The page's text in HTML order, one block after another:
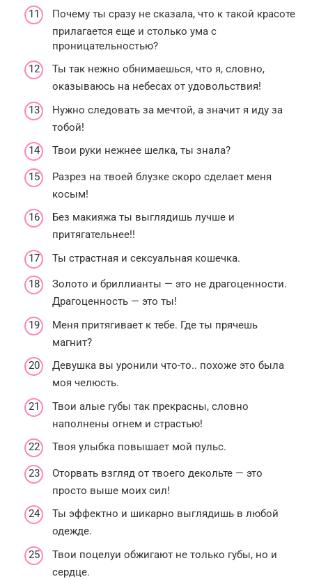
Почему ты сразу не сказала, что к такой красоте
прилагается еще и столько ума с
проницательностью?
Ты так нежно обнимаешься, что я, словно,
оказываюсь на небесах от удовольствия!
Нужно следовать за мечтой, а значит я иду за
тобой!
Твои руки нежнее шелка, ты знала?
Разрез на твоей блузке скоро сделает меня
косым!
Без макияжа ты выглядишь лучше и
притягательнее!!
Ты страстная и сексуальная кошечка.
Золото и бриллианты — это не драгоценности.
Драгоценность — это ты!
Меня притягивает к тебе. Где ты прячешь
магнит?
Девушка вы уронили что-то.. похоже это была
моя челюсть.
Твои алые губы так прекрасны, словно
наполнены огнем и страстью!
Твоя улыбка повышает мой пульс.
Оторвать взгляд от твоего декольте — это
просто выше моих сил!
Ты эффектно и шикарно выглядишь в любой
одежде.
Твои поцелуи обжигают не только губы, но и
сердце.